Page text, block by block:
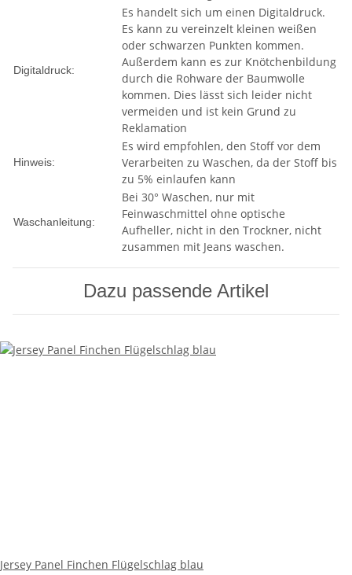
Digitaldruck:
Es handelt sich um einen Digitaldruck.
Es kann zu vereinzelt kleinen weißen
oder schwarzen Punkten kommen.
Außerdem kann es zur Knötchenbildung
durch die Rohware der Baumwolle
kommen. Dies lässt sich leider nicht
vermeiden und ist kein Grund zu
Reklamation
Hinweis:
Es wird empfohlen, den Stoff vor dem
Verarbeiten zu Waschen, da der Stoff bis
zu 5% einlaufen kann
Waschanleitung:
Bei 30° Waschen, nur mit
Feinwaschmittel ohne optische
Aufheller, nicht in den Trockner, nicht
zusammen mit Jeans waschen.
Dazu passende Artikel
Jersey Panel Finchen Flügelschlag blau